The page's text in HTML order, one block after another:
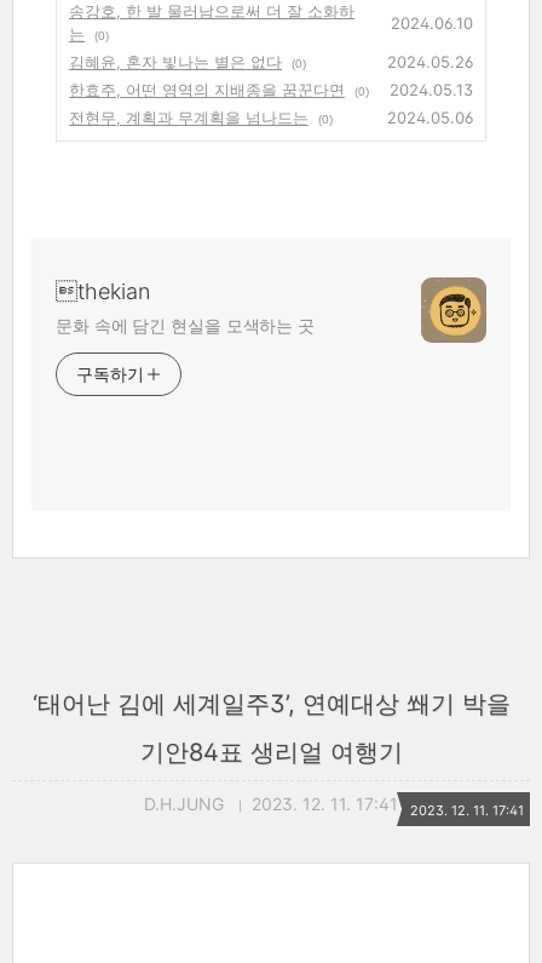
송강호, 한 발 물러남으로써 더 잘 소화하
는
(0)
2024.06.10
김혜윤, 혼자 빛나는 별은 없다
(0)
2024.05.26
한효주, 어떤 영역의 지배종을 꿈꾼다면
(0)
2024.05.13
전현무, 계획과 무계획을 넘나드는
(0) 2024.05.06
thekian
문화 속에 담긴 현실을 모색하는 곳
구독하기
‘태어난 김에 세계일주3’, 연예대상 쐐기 박을
기안84표 생리얼 여행기
D.H.JUNG 2023. 12. 11. 17:41 2023. 12. 11. 17:41